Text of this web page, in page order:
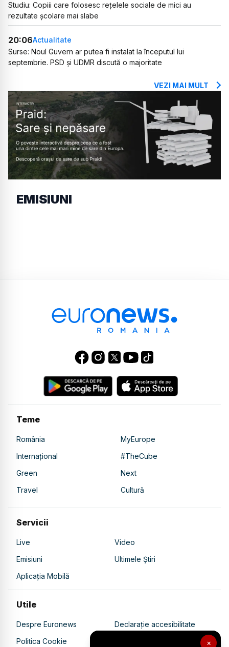
×
Studiu: Copiii care folosesc rețelele sociale de mici au
rezultate școlare mai slabe
20:06Actualitate
Surse: Noul Guvern ar putea fi instalat la începutul lui
septembrie. PSD și UDMR discută o majoritate
VEZI MAI MULT
EMISIUNI
Teme
România
MyEurope
Internațional
#TheCube
Green
Next
Travel
Cultură
Servicii
Live
Video
Emisiuni
Ultimele Știri
Aplicația Mobilă
Utile
Despre Euronews
Declarație accesibilitate
Politica Cookie
Politica de confidențialitate